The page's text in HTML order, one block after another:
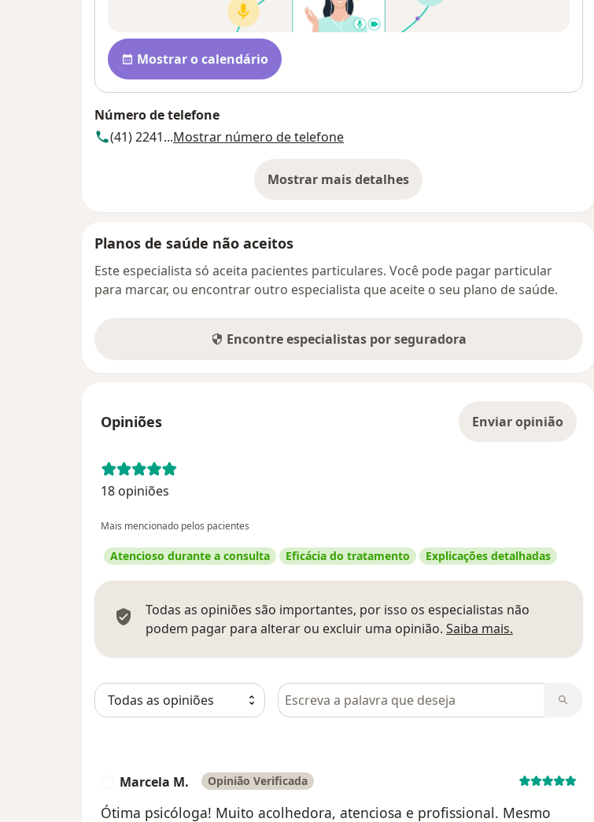
Disponibilidade
Mostrar o calendário
Número de telefone
(41) 2241...Mostrar número de telefone
Mostrar mais detalhes
sobre o endereço
Planos de saúde não aceitos
Este especialista só aceita pacientes particulares. Você pode pagar particular
para marcar, ou encontrar outro especialista que aceite o seu plano de saúde.
Encontre especialistas por seguradora
Opiniões Enviar opinião
18 opiniões
Mais mencionado pelos pacientes
Atencioso durante a consulta Eficácia do tratamento Explicações detalhadas
Todas as opiniões são importantes, por isso os especialistas não
podem pagar para alterar ou excluir uma opinião. Saiba mais.
Pesquisar em opiniões
Marcela M. Opinião Verificada
Ótima psicóloga! Muito acolhedora, atenciosa e profissional. Mesmo